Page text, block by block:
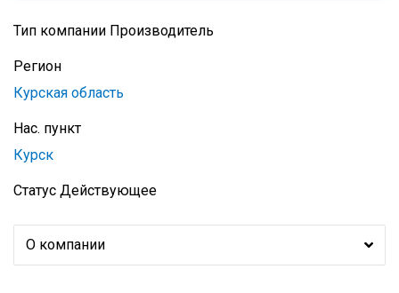
Тип компании Производитель
Регион
Курская область
Нас. пункт
Курск
Статус Действующее
О компании